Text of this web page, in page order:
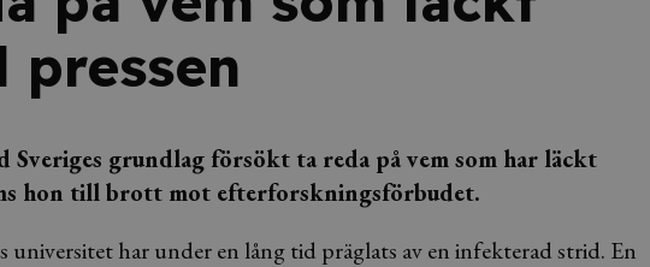
grundlag försökt ta reda på vem som har läckt
hon till brott mot efterforskningsförbudet.
har under en lång tid präglats av en infekterad strid. En